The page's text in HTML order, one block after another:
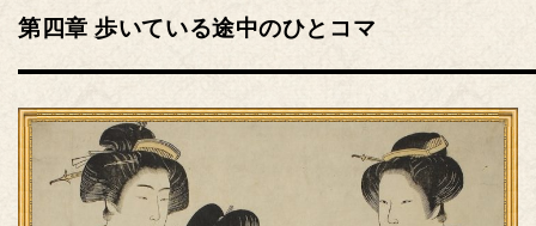
第四章 歩いている途中のひとコマ